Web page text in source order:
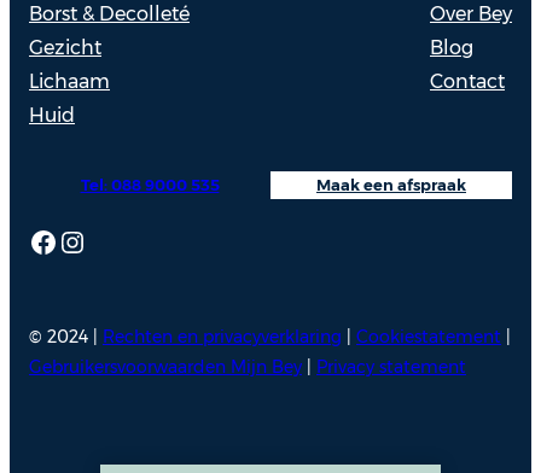
Borst & Decolleté
Gezicht
Lichaam
Huid
Over Bey
Blog
Contact
Facebook
Instagram
Maak een afspraak
Tel: 088 9000 535
© 2024 | Rechten en privacyverklaring Cookiestatement
Gebruikersvoorwaarden Mijn Bey
Privacy statement